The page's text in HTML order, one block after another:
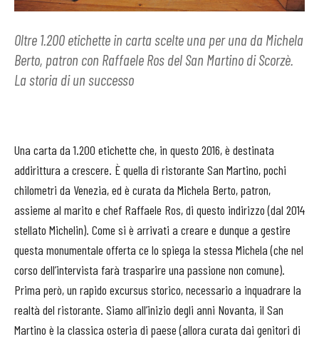
Oltre 1.200 etichette in carta scelte una per una da Michela
Berto, patron con Raffaele Ros del San Martino di Scorzè.
La storia di un successo
Una carta da 1.200 etichette che, in questo 2016, è destinata
addirittura a crescere. È quella di ristorante San Martino, pochi
chilometri da Venezia, ed è curata da Michela Berto, patron,
assieme al marito e chef Raffaele Ros, di questo indirizzo (dal 2014
stellato Michelin). Come si è arrivati a creare e dunque a gestire
questa monumentale offerta ce lo spiega la stessa Michela (che nel
corso dell’intervista farà trasparire una passione non comune).
Prima però, un rapido excursus storico, necessario a inquadrare la
realtà del ristorante. Siamo all’inizio degli anni Novanta, il San
Martino è la classica osteria di paese (allora curata dai genitori di